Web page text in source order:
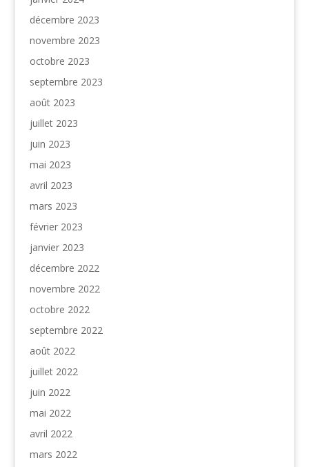
décembre 2023
novembre 2023
octobre 2023
septembre 2023
août 2023
juillet 2023
juin 2023
mai 2023
avril 2023
mars 2023
février 2023
janvier 2023
décembre 2022
novembre 2022
octobre 2022
septembre 2022
août 2022
juillet 2022
juin 2022
mai 2022
avril 2022
mars 2022